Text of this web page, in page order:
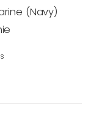
(Navy)